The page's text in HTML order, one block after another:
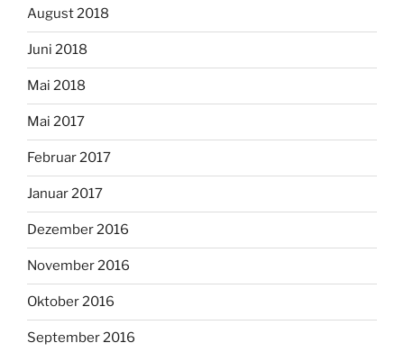
August 2018
Juni 2018
Mai 2018
Mai 2017
Februar 2017
Januar 2017
Dezember 2016
November 2016
Oktober 2016
September 2016